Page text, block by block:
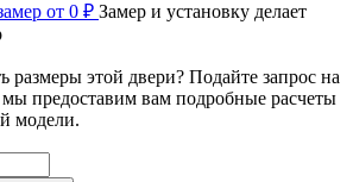
от 0 ₽ Замер и установку делает
размеры этой двери? Подайте запрос на
предоставим вам подробные расчеты
модели.